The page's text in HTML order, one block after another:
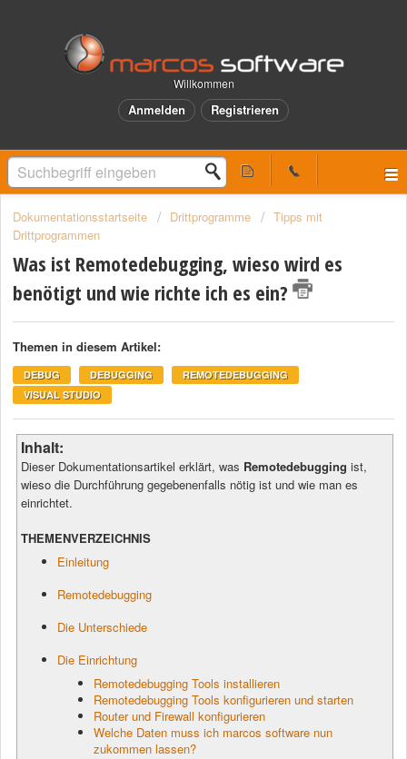
Willkommen
Anmelden Registrieren
Dokumentationsstartseite Drittprogramme
Tipps mit
Drittprogrammen
Was ist Remotedebugging, wieso wird es
benötigt und wie richte ich es ein?
Themen in diesem Artikel:
DEBUG DEBUGGING
REMOTEDEBUGGING
VISUAL STUDIO
Inhalt:
Dieser Dokumentationsartikel erklärt, was Remotedebuggingist,
wieso die Durchführung gegebenenfalls nötig ist und wie man es
einrichtet.
THEMENVERZEICHNIS
Einleitung
Remotedebugging
Die Unterschiede
Die Einrichtung
Remotedebugging Tools installieren
Remotedebugging Tools konfigurieren und starten
Router und Firewall konfigurieren
Welche Daten muss ich marcos software nun
zukommen lassen?